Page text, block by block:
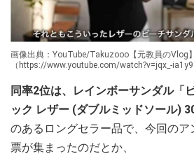
画像出典：YouTube/Takuzooo【元教員のVlog
（https://www.youtube.com/watch?v=jqx_-
同率2位は、レインボーサンダル「
ック レザー (ダブルミッドソール)
のあるロングセラー品で、今回の
票が集まったのだとか、